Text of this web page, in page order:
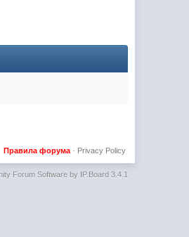
Privacy Policy
Правила форума·
Forum Software by IP.Board 3.4.1